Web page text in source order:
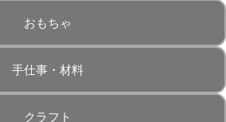
おもちゃ
手仕事・材料
クラフト